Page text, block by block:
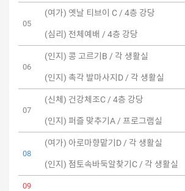
05
(여가) 옛날 티브이 C / 4층 강당
(심리) 전체예배 / 4층 강당
06
(인지) 콩 고르기B / 각 생활실
(인지) 촉각 발마사지D / 각 생활실
07
(신체) 건강체조C / 4층 강당
(인지) 퍼즐 맞추기A / 프로그램실
08
(여가) 아로마향맡기D / 각 생활실
(인지) 점토속바둑알찾기C / 각 생활실
09